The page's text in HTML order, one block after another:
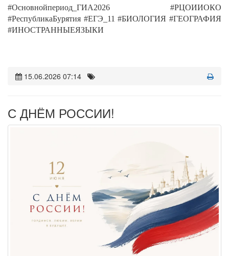
#Основнойпериод_ГИА2026 #РЦОИИОКО
#РеспубликаБурятия #ЕГЭ_11 #БИОЛОГИЯ #ГЕОГРАФИЯ
#ИНОСТРАННЫЕЯЗЫКИ
15.06.2026 07:14
С ДНЁМ РОССИИ!